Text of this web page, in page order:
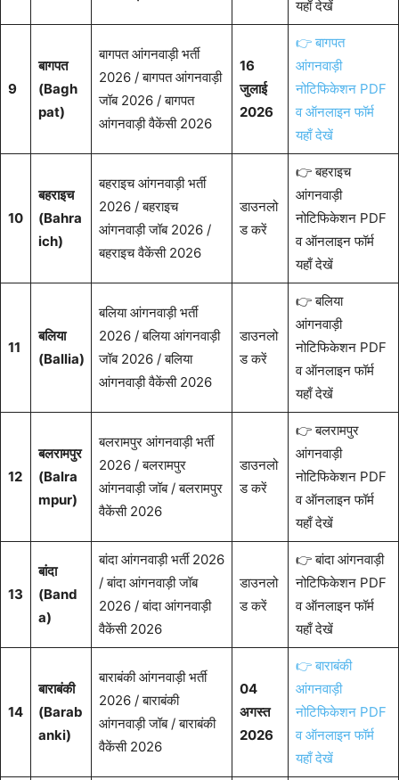
यहाँ देखें
9
बागपत
(Bagh
pat)
बागपत आंगनवाड़ी भर्ती
2026 / बागपत आंगनवाड़ी
जॉब 2026 / बागपत
आंगनवाड़ी वैकेंसी 2026
16
जुलाई
2026
👉 बागपत
आंगनवाड़ी
नोटिफिकेशन PDF
व ऑनलाइन फॉर्म
यहाँ देखें
10
बहराइच
(Bahra
ich)
बहराइच आंगनवाड़ी भर्ती
2026 / बहराइच
आंगनवाड़ी जॉब 2026 /
बहराइच वैकेंसी 2026
डाउनलो
ड करें
👉 बहराइच
आंगनवाड़ी
नोटिफिकेशन PDF
व ऑनलाइन फॉर्म
यहाँ देखें
11
बलिया
(Ballia)
बलिया आंगनवाड़ी भर्ती
2026 / बलिया आंगनवाड़ी
जॉब 2026 / बलिया
आंगनवाड़ी वैकेंसी 2026
डाउनलो
ड करें
👉 बलिया
आंगनवाड़ी
नोटिफिकेशन PDF
व ऑनलाइन फॉर्म
यहाँ देखें
12
बलरामपुर
(Balra
mpur)
बलरामपुर आंगनवाड़ी भर्ती
2026 / बलरामपुर
आंगनवाड़ी जॉब / बलरामपुर
वैकेंसी 2026
डाउनलो
ड करें
👉 बलरामपुर
आंगनवाड़ी
नोटिफिकेशन PDF
व ऑनलाइन फॉर्म
यहाँ देखें
13
बांदा
(Band
a)
बांदा आंगनवाड़ी भर्ती 2026
/ बांदा आंगनवाड़ी जॉब
2026 / बांदा आंगनवाड़ी
वैकेंसी 2026
डाउनलो
ड करें
👉 बांदा आंगनवाड़ी
नोटिफिकेशन PDF
व ऑनलाइन फॉर्म
यहाँ देखें
14
बाराबंकी
(Barab
anki)
बाराबंकी आंगनवाड़ी भर्ती
2026 / बाराबंकी
आंगनवाड़ी जॉब / बाराबंकी
वैकेंसी 2026
04
अगस्त
2026
👉 बाराबंकी
आंगनवाड़ी
नोटिफिकेशन PDF
व ऑनलाइन फॉर्म
यहाँ देखें